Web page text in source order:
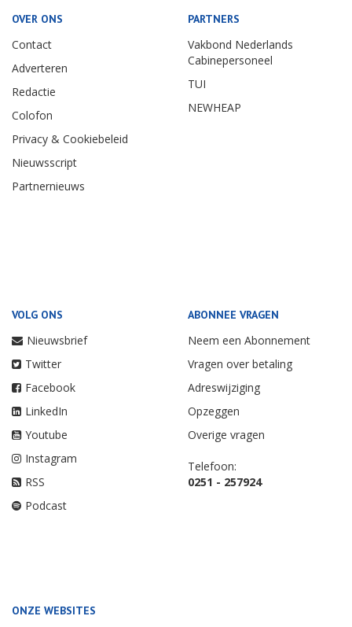
OVER ONS
Contact
Adverteren
Redactie
Colofon
Privacy & Cookiebeleid
Nieuwsscript
Partnernieuws
PARTNERS
Vakbond Nederlands
Cabinepersoneel
TUI
NEWHEAP
VOLG ONS
Nieuwsbrief
Twitter
Facebook
LinkedIn
Youtube
Instagram
RSS
Podcast
ABONNEE VRAGEN
Neem een Abonnement
Vragen over betaling
Adreswijziging
Opzeggen
Overige vragen
Telefoon:
0251 - 257924
ONZE WEBSITES